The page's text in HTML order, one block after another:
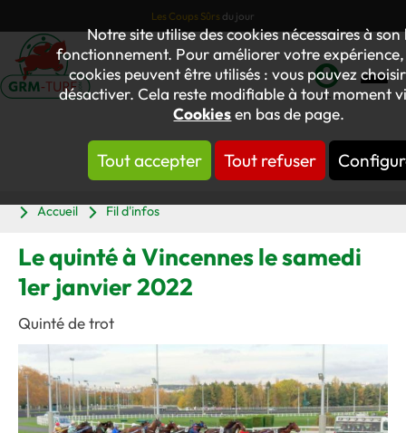
Notre site utilise des cookies nécessaires à son
fonctionnement. Pour améliorer votre expérience,
cookies peuvent être utilisés : vous pouvez
désactiver. Cela reste modifiable à tout moment
Cookiesen bas de page.
Tout accepter Tout refuser
Les Coups Sûrs du jour
Mon
compte
Accueil
Fil d'infos
Le quinté à Vincennes le samedi
1er janvier 2022
Quinté de trot